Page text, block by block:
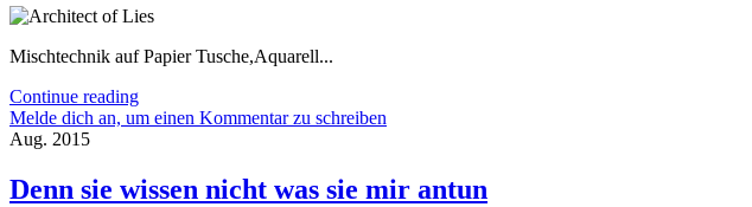
Mischtechnik auf Papier Tusche,Aquarell...
Continue reading
Melde dich an, um einen Kommentar zu schreiben
Aug. 2015
Denn sie wissen nicht was sie mir antun